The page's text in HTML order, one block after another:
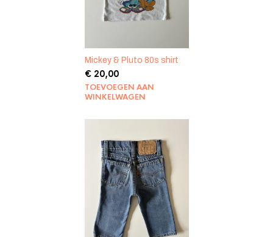
Mickey & Pluto 80s shirt
€20,00
TOEVOEGEN AAN
WINKELWAGEN